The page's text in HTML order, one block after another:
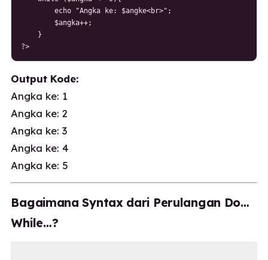
        echo "Angka ke: $angke<br>";
        $angka++;
    }
?>
Output Kode:
Angka ke: 1
Angka ke: 2
Angka ke: 3
Angka ke: 4
Angka ke: 5
Bagaimana Syntax dari Perulangan Do…
While…?